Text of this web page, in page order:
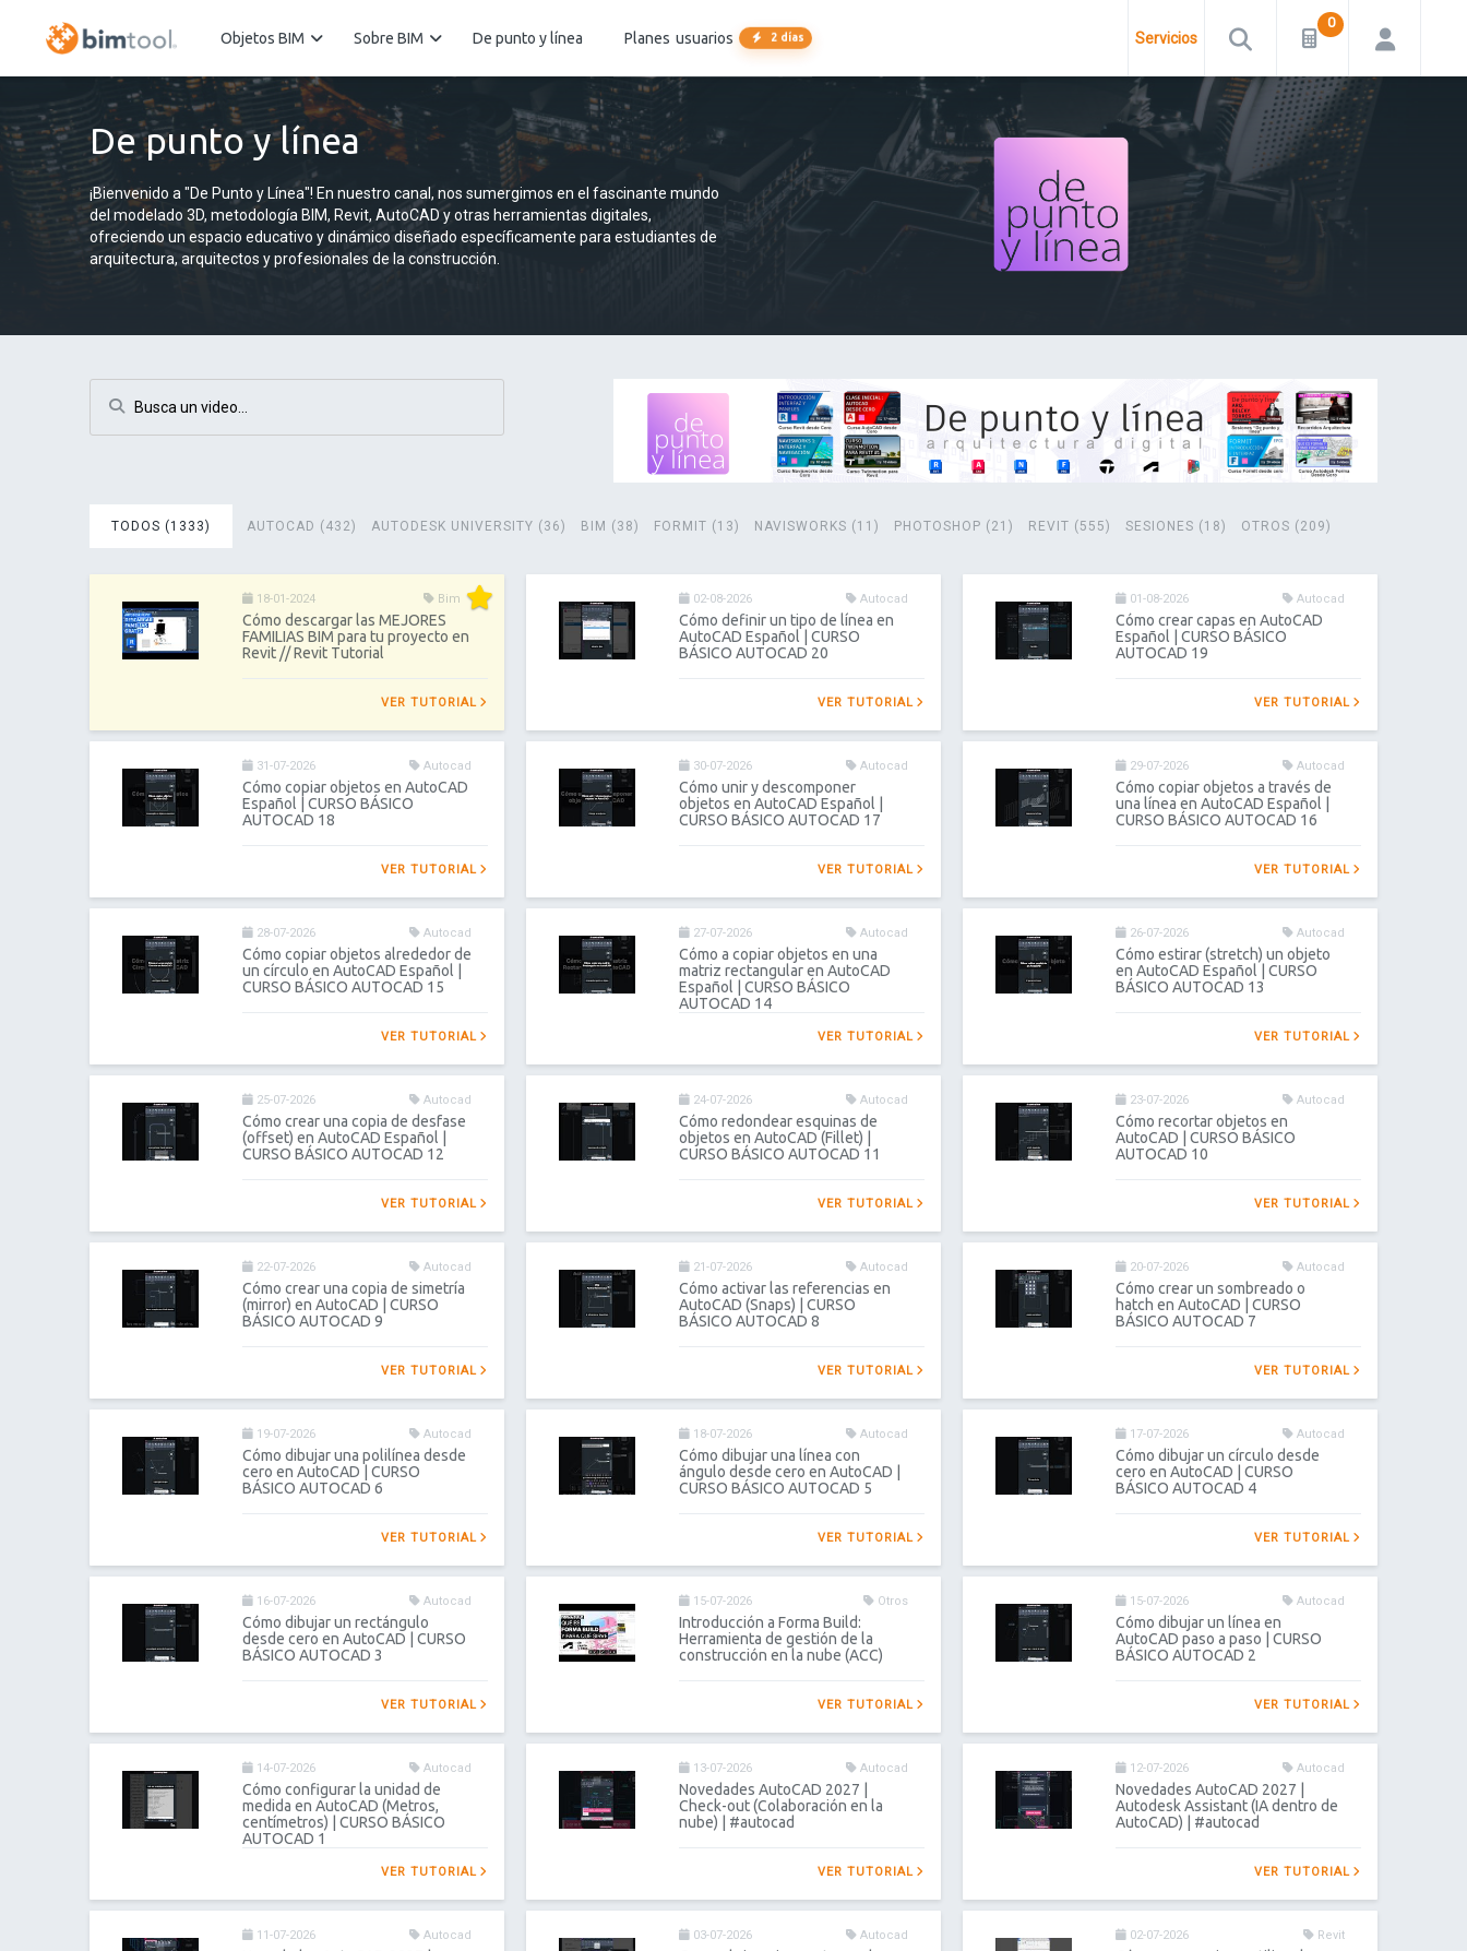
Servicios
Objetos BIM Sobre BIM De punto y línea Planes usuarios 2 días
De punto y línea
¡Bienvenido a "De Punto y Línea"! En nuestro canal, nos sumergimos en el fascinante mundo
del modelado 3D, metodología BIM, Revit, AutoCAD y otras herramientas digitales,
ofreciendo un espacio educativo y dinámico diseñado específicamente para estudiantes de
arquitectura, arquitectos y profesionales de la construcción.
TODOS (1333) AUTOCAD (432) AUTODESK UNIVERSITY (36) BIM (38) FORMIT (13) NAVISWORKS (11) PHOTOSHOP (21) REVIT (555) SESIONES (18) OTROS (209)
18-01-2024 Bim
Cómo descargar las MEJORES
FAMILIAS BIM para tu proyecto en
Revit // Revit Tutorial
VER TUTORIAL
02-08-2026 Autocad
Cómo definir un tipo de línea en
AutoCAD Español | CURSO
BÁSICO AUTOCAD 20
VER TUTORIAL
01-08-2026 Autocad
Cómo crear capas en AutoCAD
Español | CURSO BÁSICO
AUTOCAD 19
VER TUTORIAL
31-07-2026 Autocad
Cómo copiar objetos en AutoCAD
Español | CURSO BÁSICO
AUTOCAD 18
VER TUTORIAL
30-07-2026 Autocad
Cómo unir y descomponer
objetos en AutoCAD Español |
CURSO BÁSICO AUTOCAD 17
VER TUTORIAL
29-07-2026 Autocad
Cómo copiar objetos a través de
una línea en AutoCAD Español |
CURSO BÁSICO AUTOCAD 16
VER TUTORIAL
28-07-2026 Autocad
Cómo copiar objetos alrededor de
un círculo en AutoCAD Español |
CURSO BÁSICO AUTOCAD 15
VER TUTORIAL
27-07-2026 Autocad
Cómo a copiar objetos en una
matriz rectangular en AutoCAD
Español | CURSO BÁSICO
AUTOCAD 14
VER TUTORIAL
26-07-2026 Autocad
Cómo estirar (stretch) un objeto
en AutoCAD Español | CURSO
BÁSICO AUTOCAD 13
VER TUTORIAL
25-07-2026 Autocad
Cómo crear una copia de desfase
(offset) en AutoCAD Español |
CURSO BÁSICO AUTOCAD 12
VER TUTORIAL
24-07-2026 Autocad
Cómo redondear esquinas de
objetos en AutoCAD (Fillet) |
CURSO BÁSICO AUTOCAD 11
VER TUTORIAL
23-07-2026 Autocad
Cómo recortar objetos en
AutoCAD | CURSO BÁSICO
AUTOCAD 10
VER TUTORIAL
22-07-2026 Autocad
Cómo crear una copia de simetría
(mirror) en AutoCAD | CURSO
BÁSICO AUTOCAD 9
VER TUTORIAL
21-07-2026 Autocad
Cómo activar las referencias en
AutoCAD (Snaps) | CURSO
BÁSICO AUTOCAD 8
VER TUTORIAL
20-07-2026 Autocad
Cómo crear un sombreado o
hatch en AutoCAD | CURSO
BÁSICO AUTOCAD 7
VER TUTORIAL
19-07-2026 Autocad
Cómo dibujar una polilínea desde
cero en AutoCAD | CURSO
BÁSICO AUTOCAD 6
VER TUTORIAL
18-07-2026 Autocad
Cómo dibujar una línea con
ángulo desde cero en AutoCAD |
CURSO BÁSICO AUTOCAD 5
VER TUTORIAL
17-07-2026 Autocad
Cómo dibujar un círculo desde
cero en AutoCAD | CURSO
BÁSICO AUTOCAD 4
VER TUTORIAL
16-07-2026 Autocad
Cómo dibujar un rectángulo
desde cero en AutoCAD | CURSO
BÁSICO AUTOCAD 3
VER TUTORIAL
15-07-2026 Otros
Introducción a Forma Build:
Herramienta de gestión de la
construcción en la nube (ACC)
VER TUTORIAL
15-07-2026 Autocad
Cómo dibujar un línea en
AutoCAD paso a paso | CURSO
BÁSICO AUTOCAD 2
VER TUTORIAL
14-07-2026 Autocad
Cómo configurar la unidad de
medida en AutoCAD (Metros,
centímetros) | CURSO BÁSICO
AUTOCAD 1
VER TUTORIAL
13-07-2026 Autocad
Novedades AutoCAD 2027 |
Check-out (Colaboración en la
nube) | #autocad
VER TUTORIAL
12-07-2026 Autocad
Novedades AutoCAD 2027 |
Autodesk Assistant (IA dentro de
AutoCAD) | #autocad
VER TUTORIAL
11-07-2026 Autocad 03-07-2026 Autocad 02-07-2026 Revit